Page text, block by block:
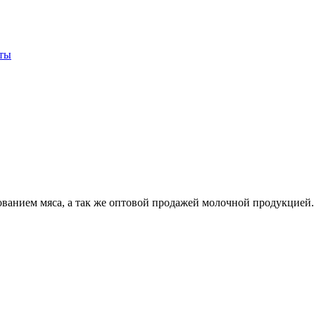
мяса, а так же оптовой продажей молочной продукцией.